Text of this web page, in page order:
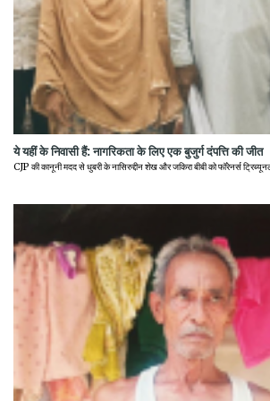
ये यहीं के निवासी हैं: नागरिकता के लिए एक बुजुर्ग दंपत्ति की जीत
CJP की कानूनी मदद से धुबरी के नासिरुद्दीन शेख और जकिरा बीबी को फॉरेनर्स